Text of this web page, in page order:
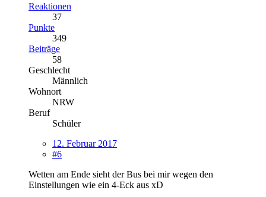
Reaktionen
37
Punkte
349
Beiträge
58
Geschlecht
Männlich
Wohnort
NRW
Beruf
Schüler
12. Februar 2017
#6
Wetten am Ende sieht der Bus bei mir wegen den
Einstellungen wie ein 4-Eck aus xD